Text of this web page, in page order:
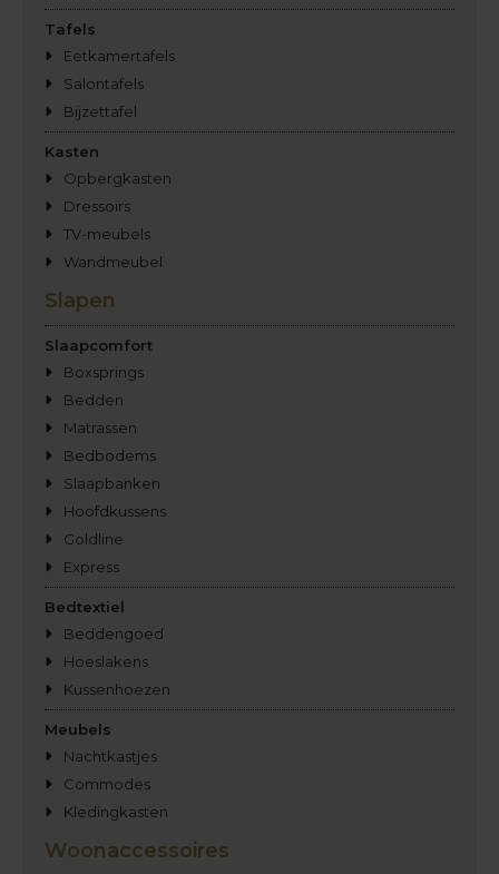
Tafels
Eetkamertafels
Salontafels
Bijzettafel
Kasten
Opbergkasten
Dressoirs
TV-meubels
Wandmeubel
Slapen
Slaapcomfort
Boxsprings
Bedden
Matrassen
Bedbodems
Slaapbanken
Hoofdkussens
Goldline
Express
Bedtextiel
Beddengoed
Hoeslakens
Kussenhoezen
Meubels
Nachtkastjes
Commodes
Kledingkasten
Woonaccessoires